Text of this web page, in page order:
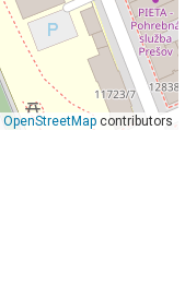
OpenStreetMapcontributors